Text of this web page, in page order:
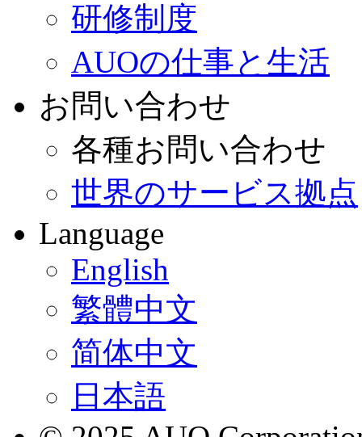
研修制度
AUOの仕事と生活
お問い合わせ
各種お問い合わせ
世界のサービス拠点
Language
English
繁體中文
简体中文
日本語